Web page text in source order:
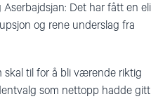
Det har fått en
og rene underslag fra
skal til for å bli værende riktig
som nettopp hadde gitt